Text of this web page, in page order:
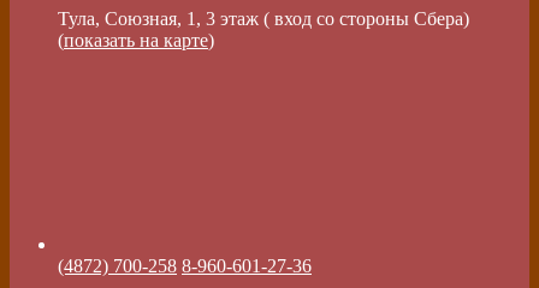
Тула, Союзная, 1, 3 этаж ( вход со стороны Сбера)
(показать на карте)
(4872) 700-258 8-960-601-27-36